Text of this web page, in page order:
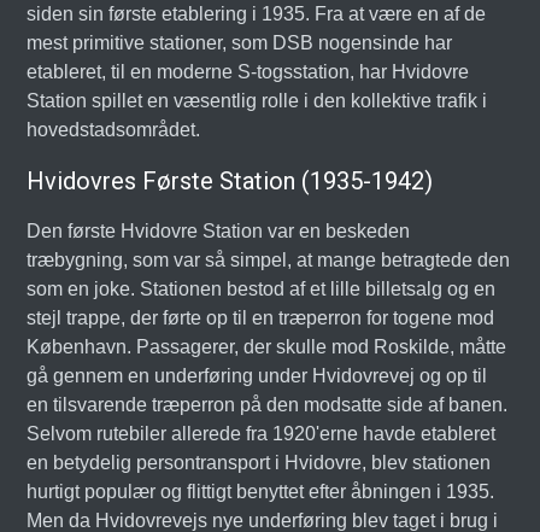
siden sin første etablering i 1935. Fra at være en af de
mest primitive stationer, som DSB nogensinde har
etableret, til en moderne S-togsstation, har Hvidovre
Station spillet en væsentlig rolle i den kollektive trafik i
hovedstadsområdet.
Hvidovres Første Station (1935-1942)
Den første Hvidovre Station var en beskeden
træbygning, som var så simpel, at mange betragtede den
som en joke. Stationen bestod af et lille billetsalg og en
stejl trappe, der førte op til en træperron for togene mod
København. Passagerer, der skulle mod Roskilde, måtte
gå gennem en underføring under Hvidovrevej og op til
en tilsvarende træperron på den modsatte side af banen.
Selvom rutebiler allerede fra 1920'erne havde etableret
en betydelig persontransport i Hvidovre, blev stationen
hurtigt populær og flittigt benyttet efter åbningen i 1935.
Men da Hvidovrevejs nye underføring blev taget i brug i